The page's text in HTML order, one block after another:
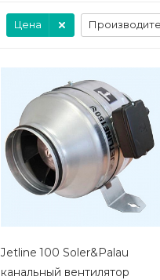
Цена
Jetline 100 Soler&Palau
канальный вентилятор